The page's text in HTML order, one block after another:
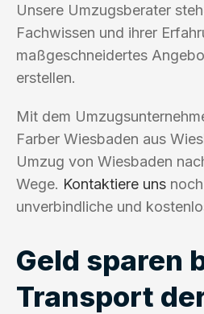
Unsere Umzugsberater
Fachwissen und ihrer
maßgeschneidertes
erstellen.
Mit dem
Farber Wiesbaden aus
Umzug von Wiesbaden
Wege. Kontaktiere uns
unverbindliche und
Geld sparen
Transport